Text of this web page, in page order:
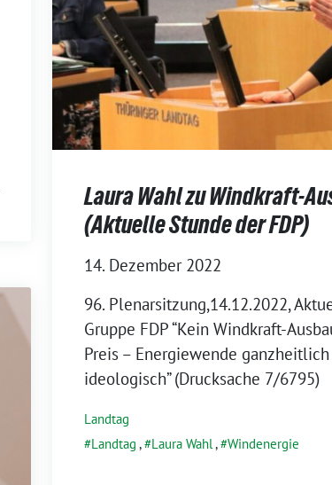
Laura Wahl zu Windkraft-
(Aktuelle Stunde der FDP)
14. Dezember 2022
96. Plenarsitzung,14.12.2022,
Gruppe FDP “Kein Windkraft-
Preis – Energiewende
ideologisch” (Drucksache 7/6795)
Landtag
Landtag , Laura Wahl, Windenergie